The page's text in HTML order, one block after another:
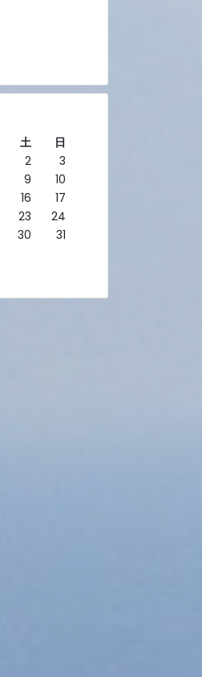
土
日
2
3
9
10
16
17
23
24
30 31